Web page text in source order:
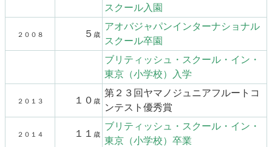
スクール入園
２００８ ５ 歳
アオバジャパンインターナショナル
スクール卒園
ブリティッシュ・スクール・イン・
東京（小学校）入学
２０１３ １０ 歳
第２３回ヤマノジュニアフルートコ
ンテスト優秀賞
２０１４ １１ 歳
ブリティッシュ・スクール・イン・
東京（小学校）卒業